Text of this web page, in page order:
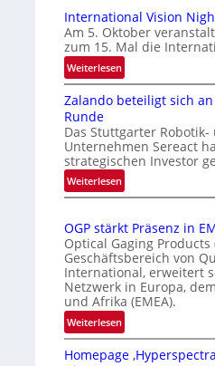
r
k
n
e
r
k
e
n
n
g
t
o
a
t
s
i
r
e
K
o
n
o
International Vision
Am 5. Oktober
zum 15. Mal die
Weiterlesen:
I
n
e
r
n
a
o
n
a
l
V
i
s
i
Zalando beteiligt sich an
Runde
Das Stuttgarter Robotik-
Unternehmen Sereact
strategischen Investor
Weiterlesen:
Z
l
a
n
d
o
b
e
t
OGP stärkt Präsenz in
Optical Gaging Products
Geschäftsbereich von
International, erweitert
Netzwerk in Europa,
und Afrika (EMEA).
Weiterlesen:
O
G
Homepage